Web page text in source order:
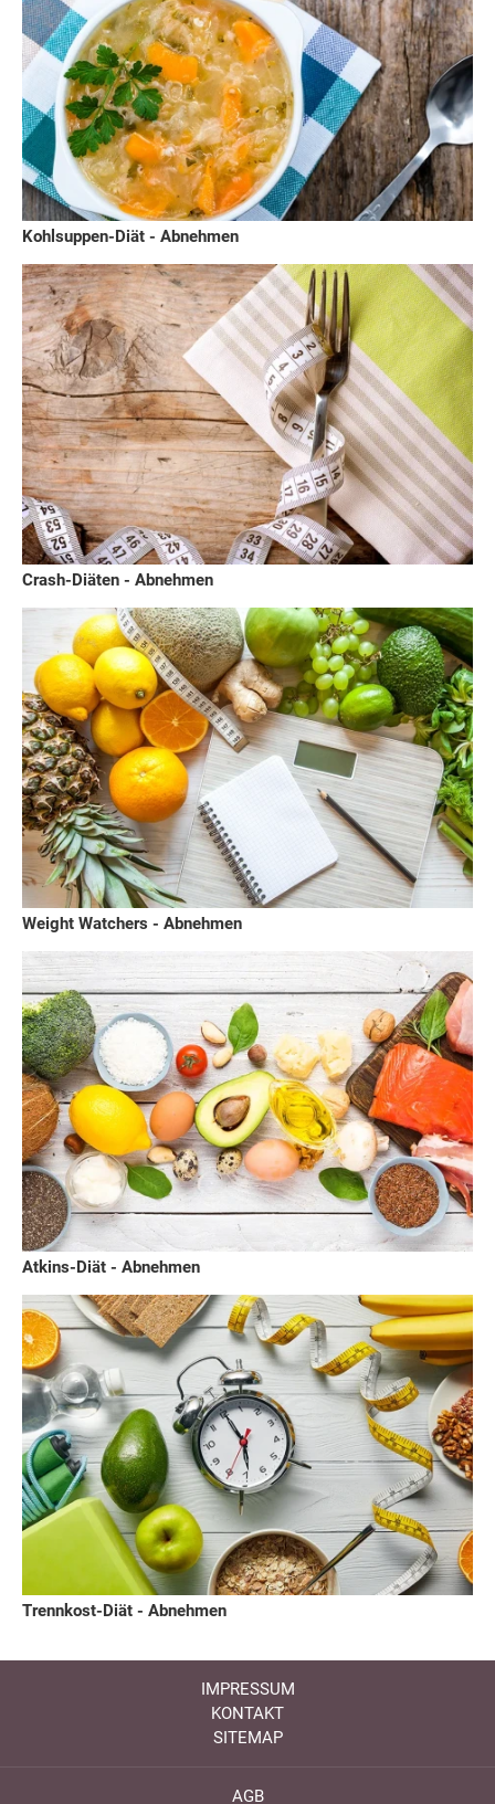
Kohlsuppen-Diät - Abnehmen
Crash-Diäten - Abnehmen
Weight Watchers - Abnehmen
Atkins-Diät - Abnehmen
Trennkost-Diät - Abnehmen
IMPRESSUM
KONTAKT
SITEMAP
AGB